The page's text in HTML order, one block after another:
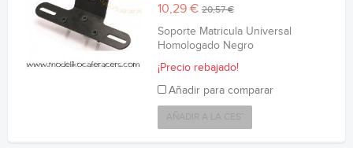
10,29 €20,57 €
Soporte Matricula Universal
Homologado Negro
¡Precio rebajado!
Añadir para comparar
AÑADIR A LA CESTA